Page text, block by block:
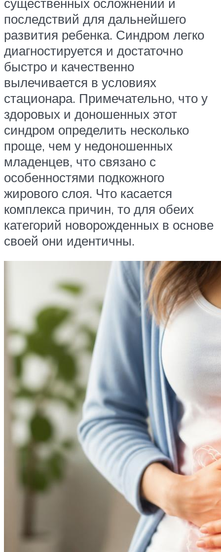
последствий для дальнейшего
развития ребенка. Синдром легко
диагностируется и достаточно
быстро и качественно
вылечивается в условиях
стационара. Примечательно, что у
здоровых и доношенных этот
синдром определить несколько
проще, чем у недоношенных
младенцев, что связано с
особенностями подкожного
жирового слоя. Что касается
комплекса причин, то для обеих
категорий новорожденных в основе
своей они идентичны.